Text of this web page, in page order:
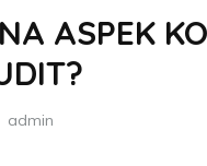
ASPEK
admin